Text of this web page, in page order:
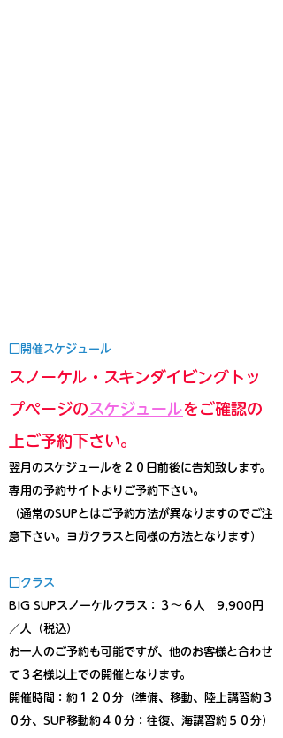
□開催スケジュール
スノーケル・スキンダイビングトッ
プページの スケジュールをご確認の
上ご予約下さい。
翌月のスケジュールを２０日前後に告知致します。
専用の予約サイトよりご予約下さい。
（通常のSUPとはご予約方法が異なりますのでご注
意下さい。ヨガクラスと同様の方法となります）
□クラス
BIG SUPスノーケルクラス：３〜６人 9,900円
／人（税込）
お一人のご予約も可能ですが、他のお客様と合わせ
て３名様以上での開催となります。
開催時間：約１２０分（準備、移動、陸上講習約３
０分、SUP移動約４０分：往復、海講習約５０分）